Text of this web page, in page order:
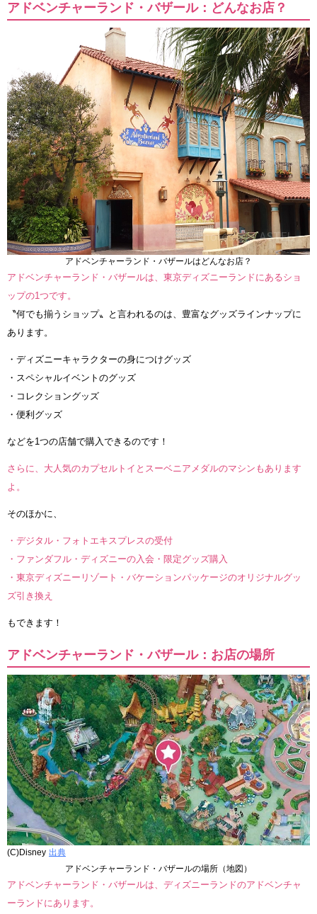
アドベンチャーランド・バザール：どんなお店？
アドベンチャーランド・バザールはどんなお店？
アドベンチャーランド・バザールは、東京ディズニーランドにあるショ
ップの1つです。
〝何でも揃うショップ〟と言われるのは、豊富なグッズラインナップに
あります。
・ディズニーキャラクターの身につけグッズ
・スペシャルイベントのグッズ
・コレクショングッズ
・便利グッズ
などを1つの店舗で購入できるのです！
さらに、大人気のカプセルトイとスーベニアメダルのマシンもあります
よ。
そのほかに、
・デジタル・フォトエキスプレスの受付
・ファンダフル・ディズニーの入会・限定グッズ購入
・東京ディズニーリゾート・バケーションパッケージのオリジナルグッ
ズ引き換え
もできます！
アドベンチャーランド・バザール：お店の場所
(C)Disney 出典
アドベンチャーランド・バザールの場所（地図）
アドベンチャーランド・バザールは、ディズニーランドのアドベンチャ
ーランドにあります。